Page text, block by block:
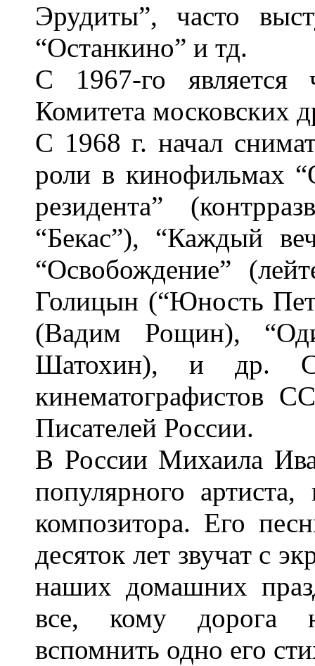
Эрудиты”, часто
“Останкино” и тд.
С 1967-го является
Комитета московских
С 1968 г. начал
роли в кинофильмах
резидента”
“Бекас”), “Каждый
“Освобождение”
Голицын (“Юность
(Вадим Рощин),
Шатохин), и др.
кинематографистов
Писателей России.
В России Михаила
популярного
композитора. Его
десяток лет звучат с
наших домашних
все, кому дорога
вспомнить одно его